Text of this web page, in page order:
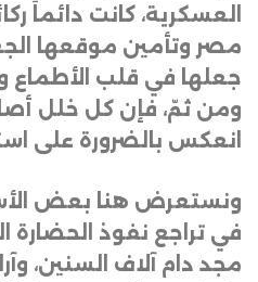
العسكرية، كانت دائماً
مصر وتأمين موقعها
جعلها في قلب الأطماع
ومن ثمّ، فإن كل خلل
انعكس بالضرورة على
ونستعرض هنا بعض
في تراجع نفوذ الحضارة
مجد دام آلاف السنين،